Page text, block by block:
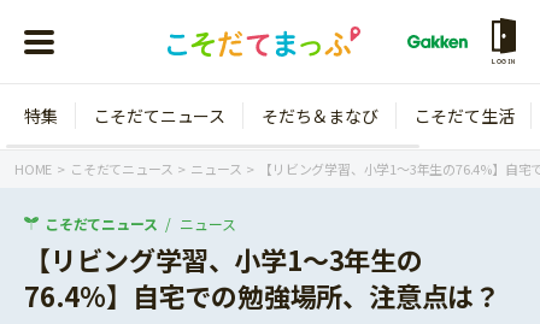
LOGIN
年齢から探す
特集 こそだてニュース そだち＆まなび こそだて生活
HOME こそだてニュース ニュース 【リビング学習、小学1～3年生の76.4%】自
こそだてニュース ニュース
【リビング学習、小学1～3年生の
76.4%】自宅での勉強場所、注意点は？